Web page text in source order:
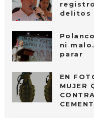
delitos
ni
parar
EN
MUJER